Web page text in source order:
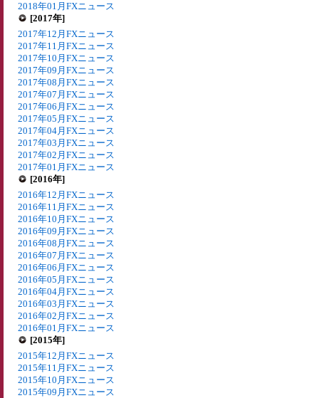
2018年01月FXニュース
[2017年]
2017年12月FXニュース
2017年11月FXニュース
2017年10月FXニュース
2017年09月FXニュース
2017年08月FXニュース
2017年07月FXニュース
2017年06月FXニュース
2017年05月FXニュース
2017年04月FXニュース
2017年03月FXニュース
2017年02月FXニュース
2017年01月FXニュース
[2016年]
2016年12月FXニュース
2016年11月FXニュース
2016年10月FXニュース
2016年09月FXニュース
2016年08月FXニュース
2016年07月FXニュース
2016年06月FXニュース
2016年05月FXニュース
2016年04月FXニュース
2016年03月FXニュース
2016年02月FXニュース
2016年01月FXニュース
[2015年]
2015年12月FXニュース
2015年11月FXニュース
2015年10月FXニュース
2015年09月FXニュース